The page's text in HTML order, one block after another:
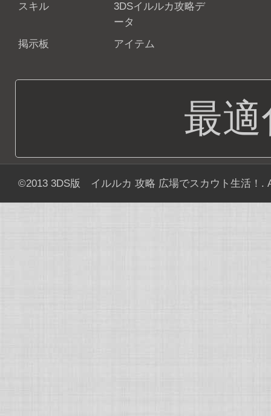
スキル
3DSイルルカ攻略デ
ータ
掲示板
アイテム
最
©2013 3DS版 イルルカ 攻略 広場でスカウト生活！ .